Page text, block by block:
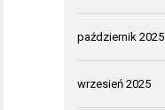
październik 2025
wrzesień 2025